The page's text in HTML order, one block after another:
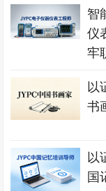
智
仪
牢
以
书
以
国